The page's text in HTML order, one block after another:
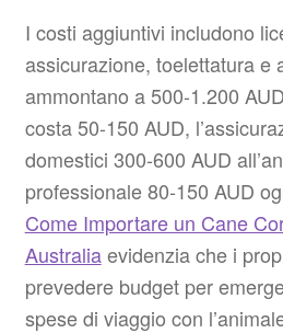
I costi aggiuntivi includono
assicurazione, toelettatura e
ammontano a 500-1.200
costa 50-150 AUD,
domestici 300-600 AUD
professionale 80-150 AUD
Come Importare un Cane
Australiaevidenzia che i
prevedere budget per
spese di viaggio con